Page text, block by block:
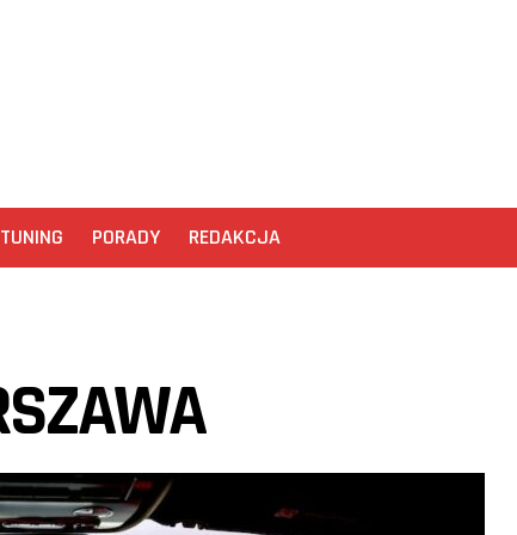
TUNING PORADY REDAKCJA